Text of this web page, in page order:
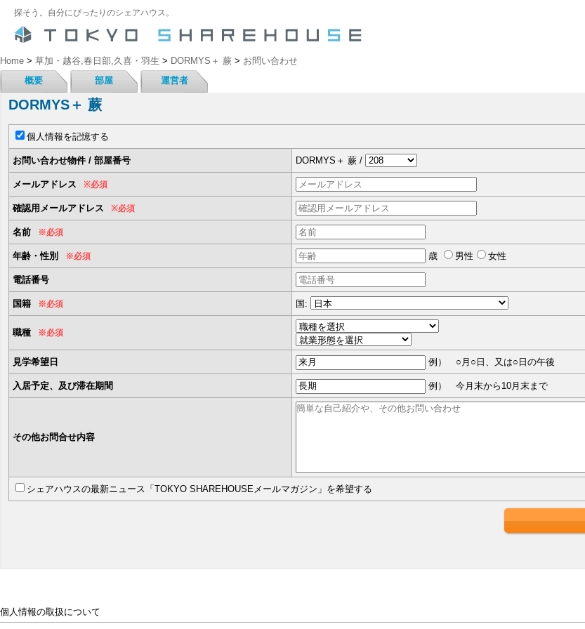
探そう。自分にぴったりのシェアハウス。
Home > 草加・越谷,春日部,久喜・羽生 > DORMYS＋ 蕨 > お問い合わせ
概要
部屋 運営者
DORMYS＋ 蕨
個人情報を記憶する
お問い合わせ物件 / 部屋番号 DORMYS＋ 蕨 /
メールアドレス ※必須
確認用メールアドレス ※必須
名前 ※必須
年齢・性別 ※必須 歳 男性 女性
電話番号
国籍 ※必須 国:
職種 ※必須
見学希望日 例） ○月○日、又は○日の午後
入居予定、及び滞在期間 例） 今月末から10月末まで
その他お問合せ内容
シェアハウスの最新ニュース「TOKYO SHAREHOUSEメールマガジン」を希望する
個人情報の取扱について